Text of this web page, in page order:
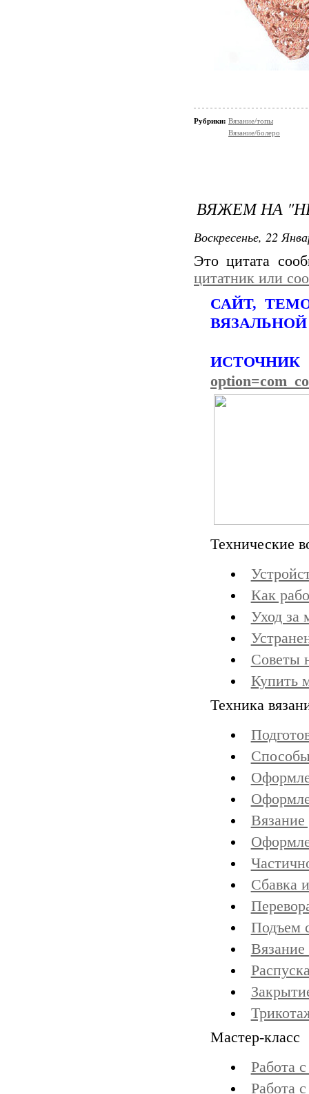
Рубрики: Вязание/топы
Вязание/болеро
ВЯЖЕМ НА
Воскресенье, 22
Это цитата
цитатник или
САЙТ,
Технические
Как
Уход за
Советы
Купить
Техника
Вязание
Сбавка
Подъем
Мастер-класс
Работа
Работа